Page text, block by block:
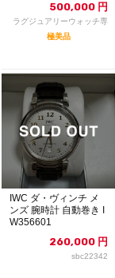
500,000 円
ラグジュアリーウォッチ専
極美品
IWC ダ・ヴィンチ メ
ンズ 腕時計 自動巻き I
W356601
260,000 円
sbc22342